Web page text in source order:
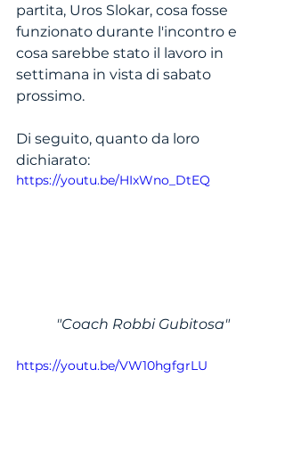
partita, Uros Slokar, cosa fosse
funzionato durante l'incontro e
cosa sarebbe stato il lavoro in
settimana in vista di sabato
prossimo.
Di seguito, quanto da loro
dichiarato:
https://youtu.be/HIxWno_DtEQ
"Coach Robbi Gubitosa"
https://youtu.be/VW10hgfgrLU